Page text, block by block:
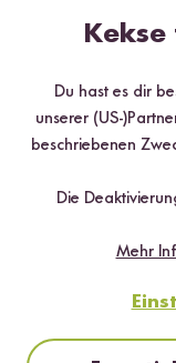
Du hast es dir
unserer (US-
beschriebenen
Die
Mehr